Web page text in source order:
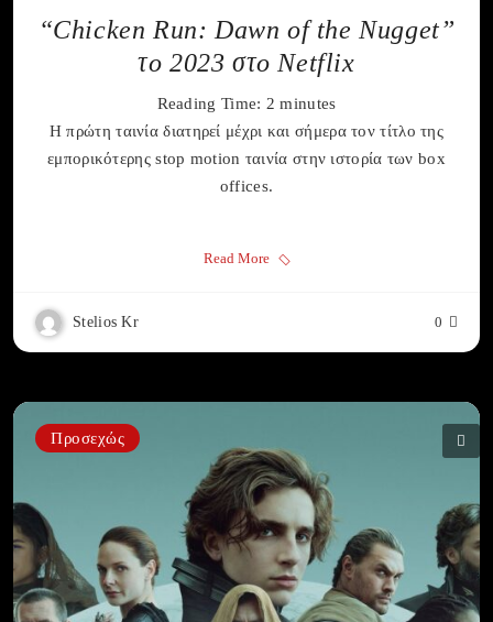
“Chicken Run: Dawn of the Nugget”
το 2023 στο Netflix
Reading Time: 2 minutes
Η πρώτη ταινία διατηρεί μέχρι και σήμερα τον τίτλο της
εμπορικότερης stop motion ταινία στην ιστορία των box
offices.
Read More
Stelios Kr 0
Προσεχώς